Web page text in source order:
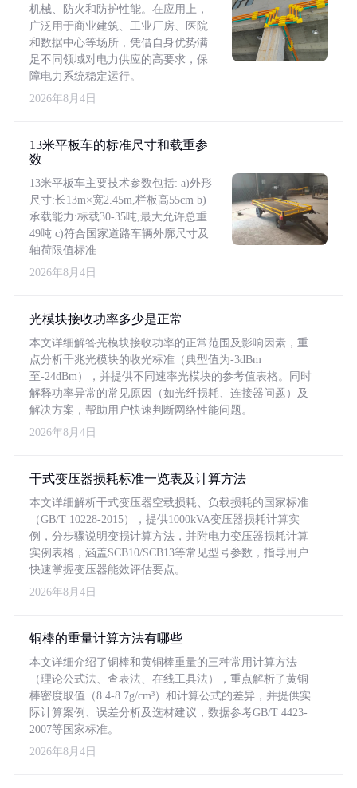
机械、防火和防护性能。在应用上，
广泛用于商业建筑、工业厂房、医院
和数据中心等场所，凭借自身优势满
足不同领域对电力供应的高要求，保
障电力系统稳定运行。
2026年8月4日
13米平板车的标准尺寸和载重参
数
13米平板车主要技术参数包括: a)外形
尺寸:长13m×宽2.45m,栏板高55cm b)
承载能力:标载30-35吨,最大允许总重
49吨 c)符合国家道路车辆外廓尺寸及
轴荷限值标准
2026年8月4日
光模块接收功率多少是正常
本文详细解答光模块接收功率的正常范围及影响因素，重
点分析千兆光模块的收光标准（典型值为-3dBm
至-24dBm），并提供不同速率光模块的参考值表格。同时
解释功率异常的常见原因（如光纤损耗、连接器问题）及
解决方案，帮助用户快速判断网络性能问题。
2026年8月4日
干式变压器损耗标准一览表及计算方法
本文详细解析干式变压器空载损耗、负载损耗的国家标准
（GB/T 10228-2015），提供1000kVA变压器损耗计算实
例，分步骤说明变损计算方法，并附电力变压器损耗计算
实例表格，涵盖SCB10/SCB13等常见型号参数，指导用户
快速掌握变压器能效评估要点。
2026年8月4日
铜棒的重量计算方法有哪些
本文详细介绍了铜棒和黄铜棒重量的三种常用计算方法
（理论公式法、查表法、在线工具法），重点解析了黄铜
棒密度取值（8.4-8.7g/cm³）和计算公式的差异，并提供实
际计算案例、误差分析及选材建议，数据参考GB/T 4423-
2007等国家标准。
2026年8月4日